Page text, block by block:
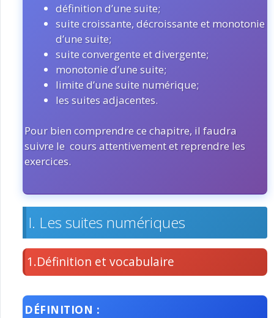
définition d’une suite;
suite croissante, décroissante et monotonie
d’une suite;
suite convergente et divergente;
monotonie d’une suite;
limite d’une suite numérique;
les suites adjacentes.
Pour bien comprendre ce chapitre, il faudra
suivre le cours attentivement et reprendre les
exercices.
I. Les suites numériques
1.Définition et vocabulaire
DÉFINITION :